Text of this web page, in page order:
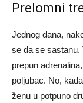
Prelomni
Jednog dana,
se da se sastanu.
prepun
poljubac. No,
ženu u potpuno